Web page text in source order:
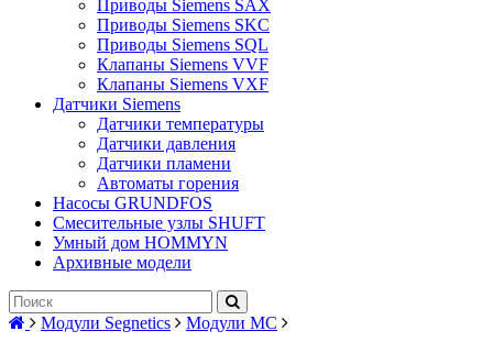
Приводы Siemens SAX
Приводы Siemens SKC
Приводы Siemens SQL
Клапаны Siemens VVF
Клапаны Siemens VXF
Датчики Siemens
Датчики температуры
Датчики давления
Датчики пламени
Автоматы горения
Насосы GRUNDFOS
Смесительные узлы SHUFT
Умный дом HOMMYN
Архивные модели
Модули Segnetics Модули MC